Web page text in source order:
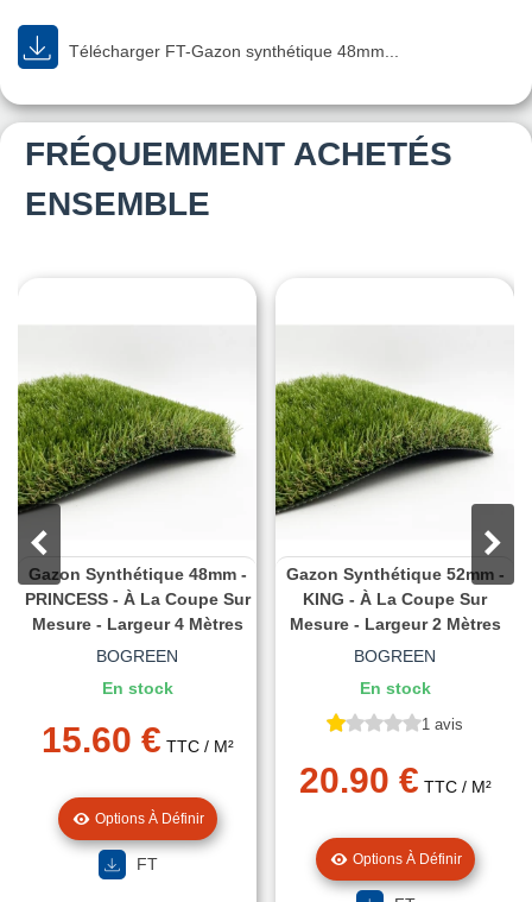
Télécharger FT-Gazon synthétique 48mm...
FRÉQUEMMENT ACHETÉS
ENSEMBLE
Gazon Synthétique 48mm -
PRINCESS - À La Coupe Sur
Mesure - Largeur 4 Mètres
BOGREEN
En stock
15.60 € TTC/ M²
Options À Définir
FT
Gazon Synthétique 52mm -
KING - À La Coupe Sur
Mesure - Largeur 2 Mètres
BOGREEN
En stock
1 avis
20.90 € TTC/ M²
Options À Définir